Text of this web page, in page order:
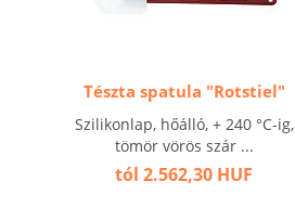
Tészta spatula "Rotstiel"
Szilikonlap, hőálló, + 240 °C-ig,
tömör vörös szár ...
tól 2.562,30 HUF